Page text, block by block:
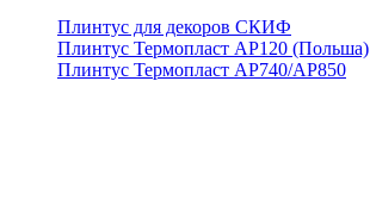
Плинтус для декоров СКИФ
Плинтус Термопласт АР120 (Польша)
Плинтус Термопласт АР740/АР850